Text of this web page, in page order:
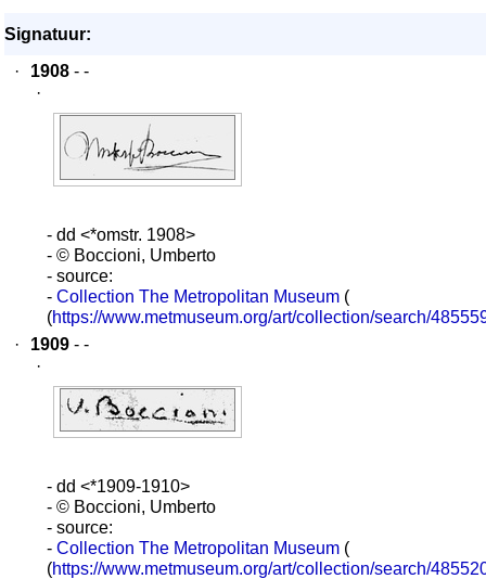
Signatuur:
·
1908 - -
·
- dd <*omstr. 1908>
- © Boccioni, Umberto
- source:
- Collection The Metropolitan Museum (
(https://www.metmuseum.org/art/collection/search/
·
1909 - -
·
- dd <*1909-1910>
- © Boccioni, Umberto
- source:
- Collection The Metropolitan Museum (
(https://www.metmuseum.org/art/collection/search/